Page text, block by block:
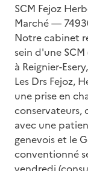
SCM Fejoz
Marché —
Notre cabinet
sein d'une
à Reignier-
Les Drs Fejoz,
une prise en
conservateurs,
avec une
genevois et le
conventionné
vendredi